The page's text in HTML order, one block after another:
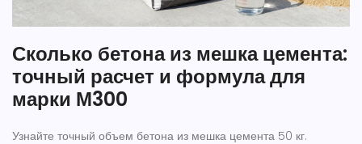
Сколько бетона из мешка цемента:
точный расчет и формула для
марки М300
Узнайте точный объем бетона из мешка цемента 50 кг.